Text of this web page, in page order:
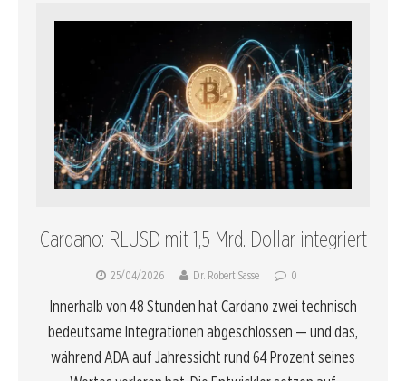
Cardano: RLUSD mit 1,5 Mrd. Dollar integriert
25/04/2026 Dr. Robert Sasse 0
Innerhalb von 48 Stunden hat Cardano zwei technisch
bedeutsame Integrationen abgeschlossen — und das,
während ADA auf Jahressicht rund 64 Prozent seines